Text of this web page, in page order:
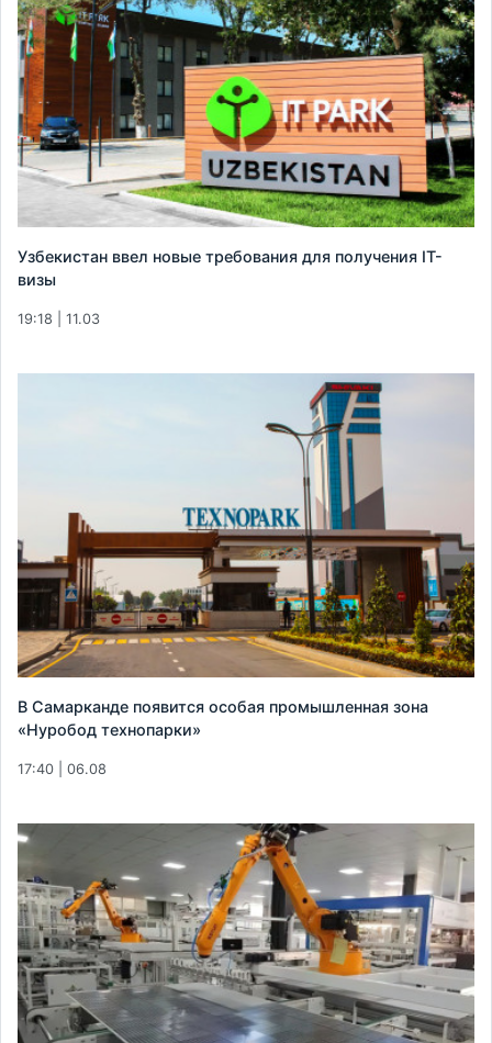
Узбекистан ввел новые требования для получения IT-
визы
19:18 | 11.03
В Самарканде появится особая промышленная зона
«Нуробод технопарки»
17:40 | 06.08